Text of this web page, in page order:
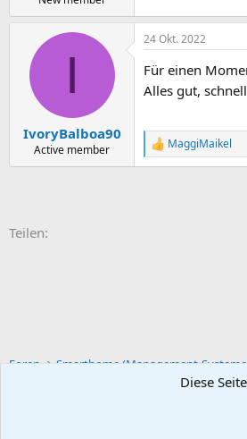
I
IvoryBalboa90
Active member
24 Okt. 2022
Für einen
Alles gut,
R
e
MaggiMaikel
Teilen:
Foren Smarthome (Management-
Diese